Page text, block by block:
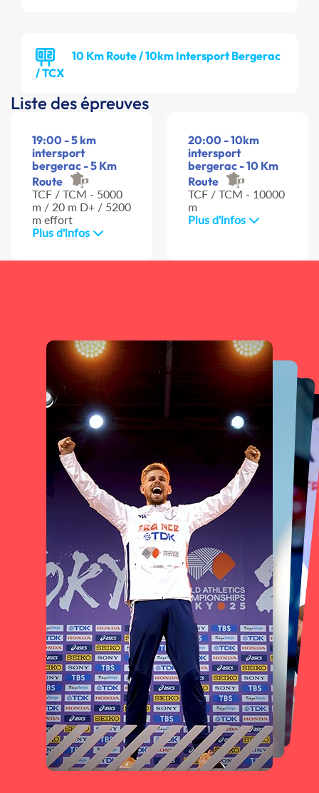
10 Km Route / 10km Intersport Bergerac
/ TCX
Liste des épreuves
19:00 - 5 km
intersport
bergerac - 5 Km
Route
TCF / TCM - 5000
m / 20 m D+ / 5200
m effort
Plus d'infos
20:00 - 10km
intersport
bergerac - 10 Km
Route
TCF / TCM - 10000
m
Plus d'infos